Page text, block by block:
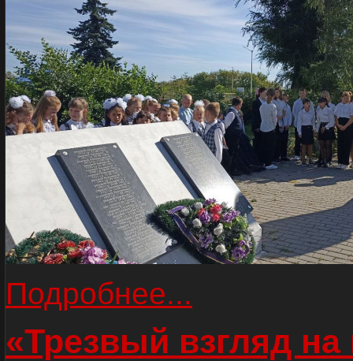
Подробнее...
«Трезвый взгляд на